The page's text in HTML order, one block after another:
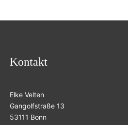
Kontakt
Elke Velten
Gangolfstraße 13
53111 Bonn